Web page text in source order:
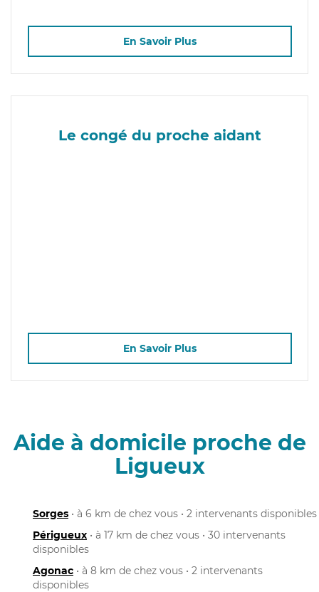
En Savoir Plus
Le congé du proche aidant
En Savoir Plus
Aide à domicile proche de
Ligueux
Sorges • à 6 km de chez vous • 2 intervenants disponibles
Périgueux • à 17 km de chez vous • 30 intervenants
disponibles
Agonac • à 8 km de chez vous • 2 intervenants
disponibles